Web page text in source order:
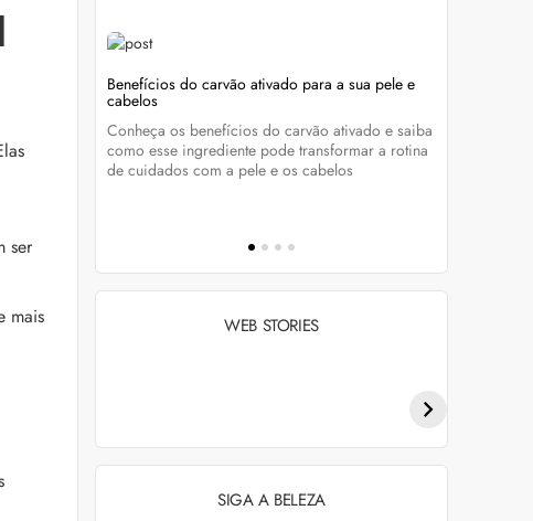
ser
mais
com
Benefícios do carvão ativado para a sua pele e
cabelos
Conheça os benefícios do carvão ativado e saiba
como esse ingrediente pode transformar a rotina
de cuidados com a pele e os cabelos
WEB STORIES
para 2026
SIGA A BELEZA